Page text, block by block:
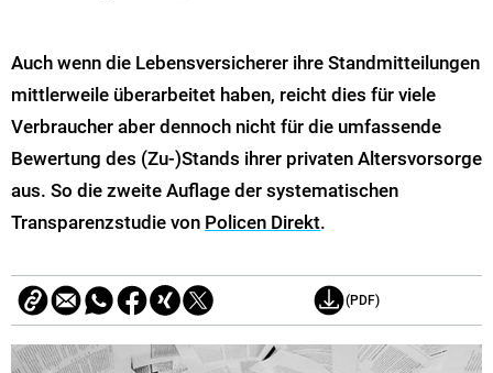
Auch wenn die Lebensversicherer ihre Standmitteilungen
mittlerweile überarbeitet haben, reicht dies für viele
Verbraucher aber dennoch nicht für die umfassende
Bewertung des (Zu-)Stands ihrer privaten Altersvorsorge
aus. So die zweite Auflage der systematischen
Transparenzstudie von Policen Direkt.
(PDF)